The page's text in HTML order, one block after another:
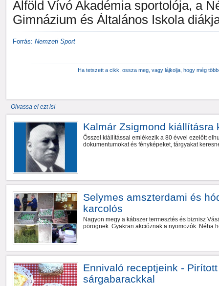
Alföld Vívó Akadémia sportolója, a
Gimnázium és Általános Iskola
Forrás: Nemzeti Sport
Ha tetszett a cikk, ossza meg, vagy lájkolja, hogy még
Olvassa el ezt is!
Kalmár Zsigmond kiállításra
Ősszel kiállítással emlékezik a 80 évvel ezelőtt
dokumentumokat és fényképeket, tárgyakat
Selymes amszterdami és
karcolós
Nagyon megy a kábszer termesztés és biznisz
pörögnek. Gyakran akcióznak a nyomozók. Néha
Ennivaló receptjeink -
sárgabarackkal